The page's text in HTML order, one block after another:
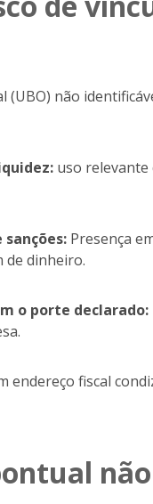
(UBO) não
uso relevante
Presença
de dinheiro.
o porte declarado:
endereço fiscal